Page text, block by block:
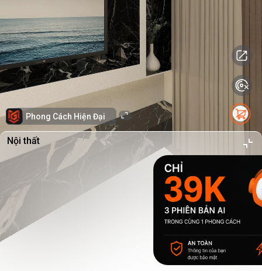
Phong Cách Hiện Đại
Nội thất